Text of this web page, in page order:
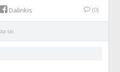
Dalinkis (0)
tai.